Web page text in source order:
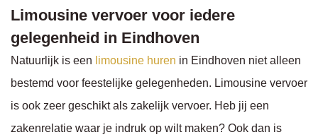
Limousine vervoer voor iedere
gelegenheid in Eindhoven
Natuurlijk is een limousine huren in Eindhoven niet alleen
bestemd voor feestelijke gelegenheden. Limousine vervoer
is ook zeer geschikt als zakelijk vervoer. Heb jij een
zakenrelatie waar je indruk op wilt maken? Ook dan is